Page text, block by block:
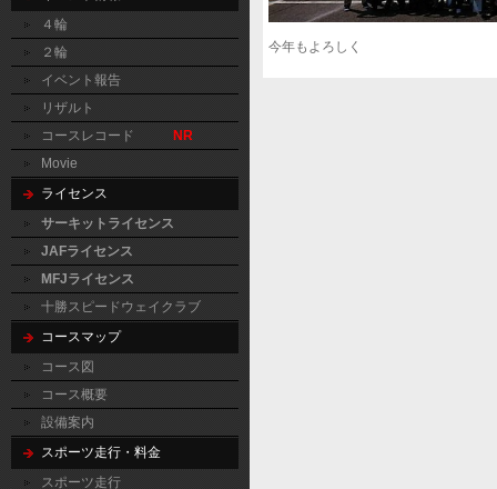
４輪
２輪
イベント報告
リザルト
コースレコード
NR
Movie
ライセンス
サーキットライセンス
JAFライセンス
MFJライセンス
十勝スピードウェイクラブ
コースマップ
コース図
コース概要
設備案内
スポーツ走行・料金
スポーツ走行
今年もよろしく